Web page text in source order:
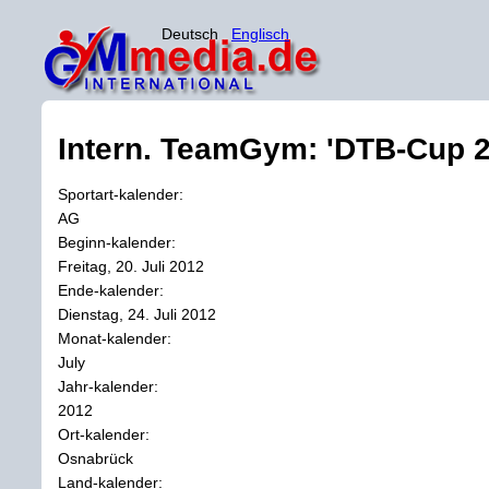
Deutsch Englisch
Intern. TeamGym: 'DTB-Cup
Sportart-kalender:
AG
Beginn-kalender:
Freitag, 20. Juli 2012
Ende-kalender:
Dienstag, 24. Juli 2012
Monat-kalender:
July
Jahr-kalender:
2012
Ort-kalender:
Osnabrück
Land-kalender: